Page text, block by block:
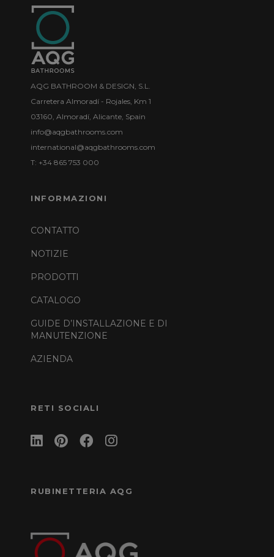
AQG BATHROOM & DESIGN, S.L.
Carretera Almoradí - Rojales, Km 1
03160, Almoradí, Alicante, Spain
info@aqgbathrooms.com
international@aqgbathrooms.com
T: +34 865 753 000
INFORMAZIONI
CONTATTO
NOTIZIE
PRODOTTI
CATALOGO
GUIDE D’INSTALLAZIONE E DI
MANUTENZIONE
AZIENDA
RETI SOCIALI
RUBINETTERIA AQG